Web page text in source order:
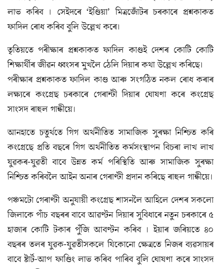
লাভ কৰিব । সেইদৰে ‘ইণ্ডিয়া’ মিত্ৰজোঁটৰ চৰকাৰে প্ৰশ্নকাকত
ফাদিল ৰোধ কৰিব বুলি উল্লেখ কৰে।
তৃতিয়তে পৰীক্ষাৰ প্ৰশ্নকাকত ফাদিল কাণ্ডই দেশৰ কোটি কোটি
শিক্ষাৰ্থীৰ জীৱন ধ্বংসৰ মুখলৈ ঠেলি দিয়াৰ কথা উল্লেখ কৰিছে।
পৰীক্ষাৰ প্ৰশ্নকাকত ফাদিল কাণ্ড আৰু সংগঠিত নকল ৰোধ কৰাৰ
লক্ষ্যৰে কংগ্ৰেছ চৰকাৰে গেৰান্টী দিয়াৰ ঘোষণা কৰে কংগ্ৰেছ
সাংসদ ৰাহুল গান্ধীয়ে।
আনহাতে চতুৰ্থতে গিগ অর্থনীতিত সামাজিক সুৰক্ষা নিশ্চিত কৰি
কংগ্ৰেছে প্ৰতি বছৰে গিগ অৰ্থনীতিত কর্মসংস্থাপন বিচৰা লাখ লাখ
যুৱকৰ-যুৱতী বাবে উন্নত কৰ্ম পৰিস্থিতি আৰু সামাজিক সুৰক্ষা
নিশ্চিত কৰিবলৈ আইন অনাৰ গেৰাণ্টী প্ৰদান কৰিছে ৰাহুল গান্ধীয়ে।
পঞ্চমটো গেৰাণ্টী অনুযায়ী কংগ্ৰেছ শাসনলৈ আহিলে দেশৰ সকলো
জিলাকে পাঁচ বছৰৰ বাবে আৱণ্টন দিয়াৰ সুবিধাৰে নতুন চৰকাৰে ৫
হাজাৰ কোটি টকাৰ পুঁজি আবণ্টন কৰিব । ইয়াৰ জৰিয়তে ৪০
বছৰৰ তলৰ যুৱক-যুৱতীসকলে যিকোনো ক্ষেত্ৰতে নিজৰ ব্যৱসায়ৰ
বাবে ষ্টার্ট-আপ ফাণ্ডিং লাভ কৰিব পাৰিব বুলি ঘোষণা কৰে সাংসদ